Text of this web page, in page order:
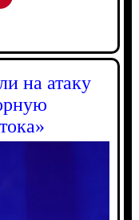
на атаку